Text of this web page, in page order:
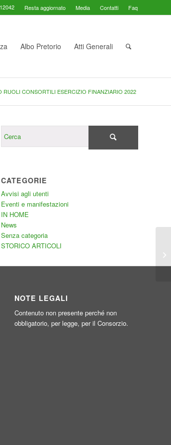
Resta aggiornato Media Contatti Faq
Albo Pretorio Atti Generali
RUOLI CONSORTILI ESERCIZIO FINANZIARIO 2022
CATEGORIE
Avvisi agli utenti
Eventi e manifestazioni
IN HOME
News
Senza categoria
STORICO ARTICOLI
NOTE LEGALI
Contenuto non presente perché non
obbligatorio, per legge, per il Consorzio.